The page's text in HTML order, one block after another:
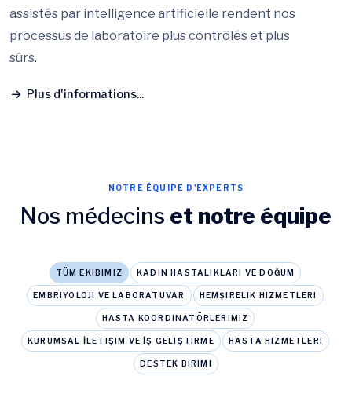
assistés par intelligence artificielle rendent nos
processus de laboratoire plus contrôlés et plus
sûrs.
Plus d'informations...
NOTRE ÉQUIPE D'EXPERTS
Nos médecins et notre équipe
TÜM EKIBIMIZ KADIN HASTALIKLARI VE DOĞUM
EMBRIYOLOJI VE LABORATUVAR HEMŞIRELIK HIZMETLERI
HASTA KOORDINATÖRLERIMIZ
KURUMSAL İLETIŞIM VE İŞ GELIŞTIRME HASTA HIZMETLERI
DESTEK BIRIMI